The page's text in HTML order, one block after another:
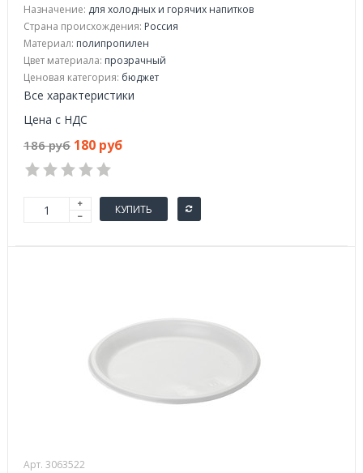
Назначение: для холодных и горячих напитков
Страна происхождения: Россия
Материал: полипропилен
Цвет материала: прозрачный
Ценовая категория: бюджет
Все характеристики
Цена с НДС
186 руб 180 руб
КУПИТЬ
Арт. 3063522